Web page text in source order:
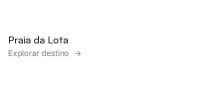
Praia da Lota
Explorar destino →